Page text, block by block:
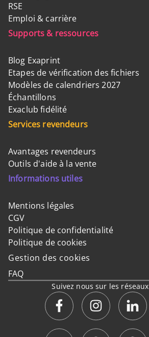
RSE
Emploi & carrière
Supports & ressources
Blog Exaprint
Etapes de vérification des fichiers
Modèles de calendriers 2027
Échantillons
Exaclub fidélité
Services revendeurs
Avantages revendeurs
Outils d'aide à la vente
Informations utiles
Mentions légales
CGV
Politique de confidentialité
Politique de cookies
Gestion des cookies
FAQ
Suivez nous sur les